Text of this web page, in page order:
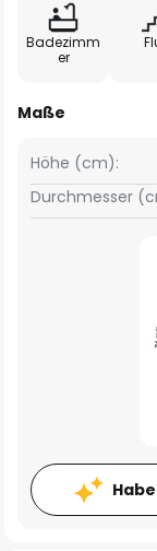
Badezimm
er
Maße
Höhe (cm):
Durchmesser